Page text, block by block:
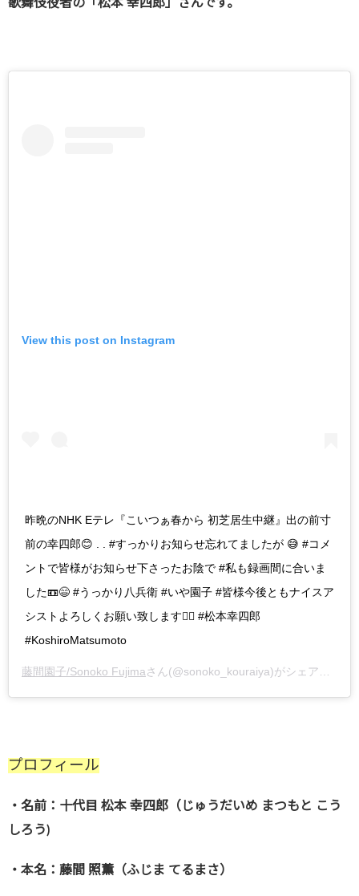
歌舞伎役者の「松本 幸四郎」さんです。
View this post on Instagram
昨晩のNHK Eテレ『こいつぁ春から 初芝居生中継』出の前寸
前の幸四郎😊 . . #すっかりお知らせ忘れてましたが 😅 #コメ
ントで皆様がお知らせ下さったお陰で #私も録画間に合いま
した📼😄 #うっかり八兵衛 #いや園子 #皆様今後ともナイスア
シストよろしくお願い致します🙇‍♀️ #松本幸四郎
#KoshiroMatsumoto
藤間園子/Sonoko Fujimaさん(@sonoko_kouraiya)がシェアした投稿 –
プロフィール
・名前：十代目 松本 幸四郎（じゅうだいめ まつもと こう
しろう)
・本名：藤間 照薫（ふじま てるまさ）